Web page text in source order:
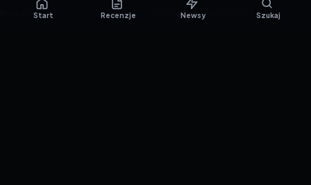
PORADNIKI Polityka prywatności
Start Recenzje Newsy Szukaj